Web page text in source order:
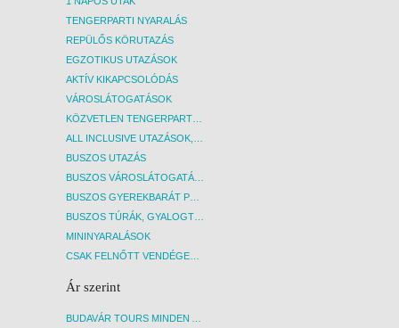
TENGERPARTI NYARALÁS
REPÜLŐS KÖRUTAZÁS
EGZOTIKUS UTAZÁSOK
AKTÍV KIKAPCSOLÓDÁS
VÁROSLÁTOGATÁSOK
KÖZVETLEN TENGERPARTI SZÁLLÁSOK
ALL INCLUSIVE UTAZÁSOK, NYARALÁSOK
BUSZOS UTAZÁS
BUSZOS VÁROSLÁTOGATÁSOK
BUSZOS GYEREKBARÁT PROGRAMOK
BUSZOS TÚRÁK, GYALOGTÚRÁK
MININYARALÁSOK
CSAK FELNŐTT VENDÉGEKET FOGADÓ SZÁLLÁSOK
Ár szerint
BUDAVÁR TOURS MINDEN AKCIÓS ÚT